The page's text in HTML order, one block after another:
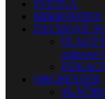
SVETLÁ
MIKROFÓNY
DYCHOVÉ
zobcové
ORCHESTER